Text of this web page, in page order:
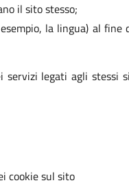
il sito stesso;
la lingua) al fine
legati agli stessi
cookie sul sito